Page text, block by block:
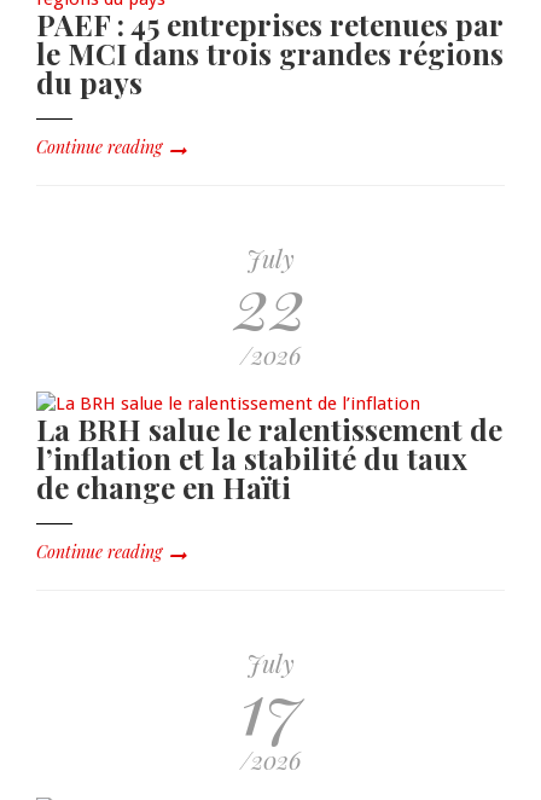
PAEF : 45 entreprises retenues par
le MCI dans trois grandes régions
du pays
Continue reading
July
22
/2026
La BRH salue le ralentissement de
l’inflation et la stabilité du taux
de change en Haïti
Continue reading
July
17
/2026